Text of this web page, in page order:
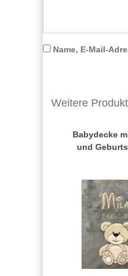
Name, E-Mail-
Weitere
Babydecke
und